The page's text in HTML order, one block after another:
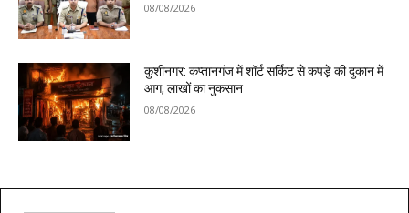
08/08/2026
कुशीनगर: कप्तानगंज में शॉर्ट सर्किट से कपड़े की दुकान में
आग, लाखों का नुकसान
08/08/2026